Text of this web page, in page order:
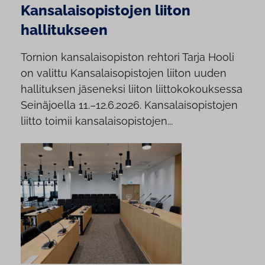
Kansalaisopistojen liiton
hallitukseen
Tornion kansalaisopiston rehtori Tarja Hooli
on valittu Kansalaisopistojen liiton uuden
hallituksen jäseneksi liiton liittokokouksessa
Seinäjoella 11.–12.6.2026. Kansalaisopistojen
liitto toimii kansalaisopistojen...